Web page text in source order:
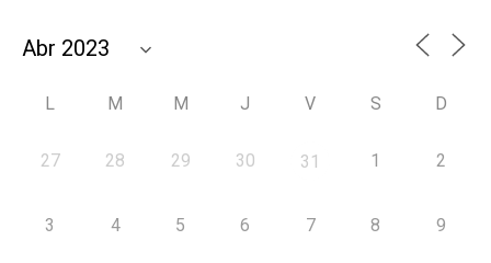
L M M J V S D
27 28 29 30 31 1 2
3 4 5 6 7 8 9